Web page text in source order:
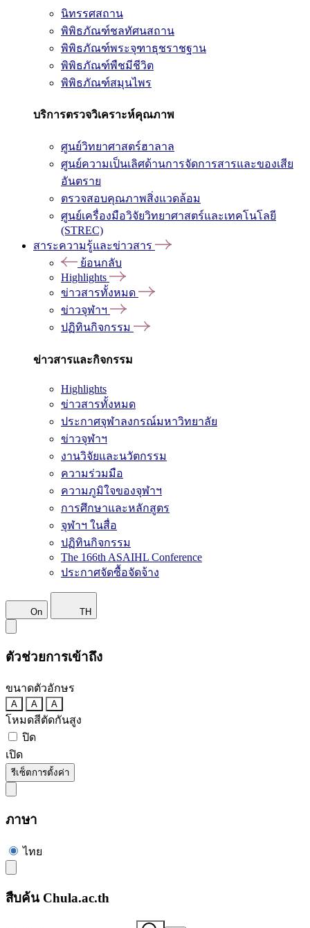
นิทรรศสถาน
พิพิธภัณฑ์ชลทัศนสถาน
พิพิธภัณฑ์พระจุฑาธุชราชฐาน
พิพิธภัณฑ์พืชมีชีวิต
พิพิธภัณฑ์สมุนไพร
บริการตรวจวิเคราะห์คุณภาพ
ศูนย์วิทยาศาสตร์ฮาลาล
ศูนย์ความเป็นเลิศด้านการจัดการสารและของเสีย
อันตราย
ตรวจสอบคุณภาพสิ่งแวดล้อม
ศูนย์เครื่องมือวิจัยวิทยาศาสตร์และเทคโนโลยี
(STREC)
สาระความรู้และข่าวสาร
ย้อนกลับ
Highlights
ข่าวสารทั้งหมด
ข่าวจุฬาฯ
ปฏิทินกิจกรรม
ข่าวสารและกิจกรรม
Highlights
ข่าวสารทั้งหมด
ประกาศจุฬาลงกรณ์มหาวิทยาลัย
ข่าวจุฬาฯ
งานวิจัยและนวัตกรรม
ความร่วมมือ
ความภูมิใจของจุฬาฯ
การศึกษาและหลักสูตร
จุฬาฯ ในสื่อ
ปฏิทินกิจกรรม
The 166th ASAIHL Conference
ประกาศจัดซื้อจัดจ้าง
On TH
ตัวช่วยการเข้าถึง
ขนาดตัวอักษร
A A A
โหมดสีตัดกันสูง
ปิด
เปิด
รีเซ็ตการตั้งค่า
ภาษา
ไทย
สืบค้น Chula.ac.th